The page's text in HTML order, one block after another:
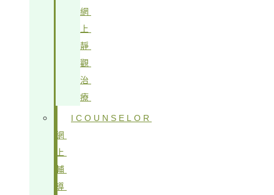
網
上
靜
觀
治
療
ICOUNSELOR
網
上
輔
導